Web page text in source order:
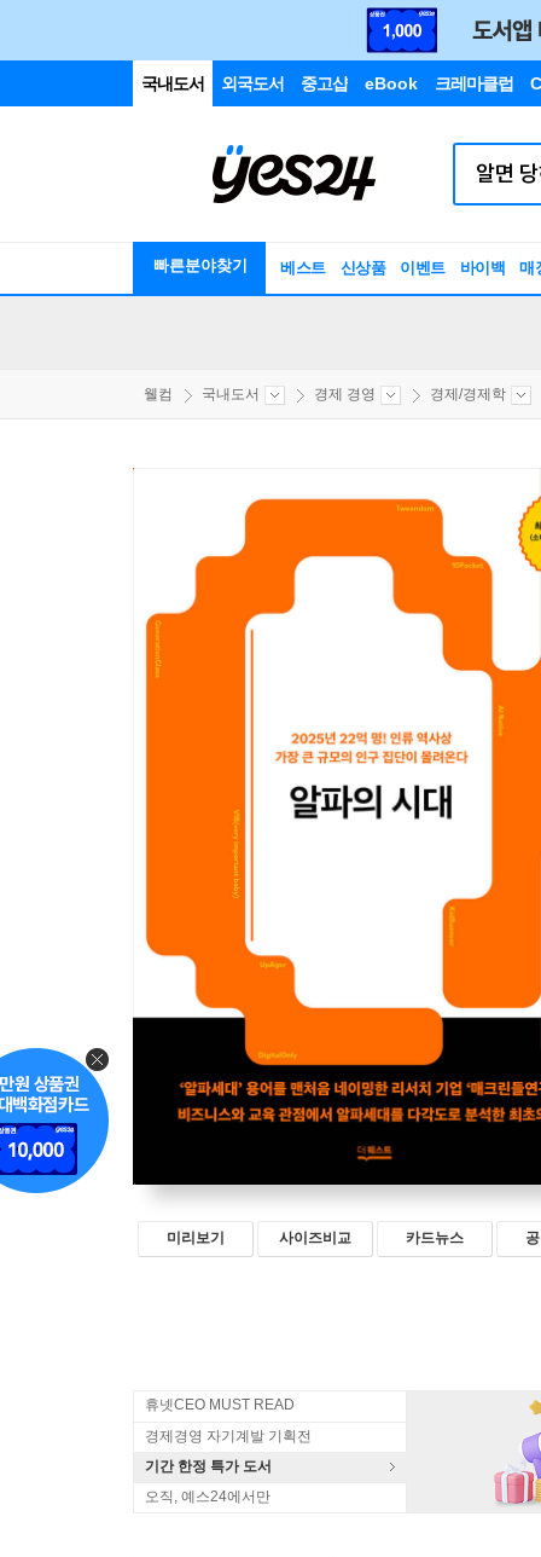
국내도서 외국도서 중고샵 eBook 크레마클럽
빠른분야찾기 베스트 신상품 이벤트 바이백 매
웰컴 국내도서 경제 경영 경제/경제학
미리보기 사이즈비교 카드뉴스
휴넷CEO MUST READ
경제경영 자기계발 기획전
기간 한정 특가 도서
오직, 예스24에서만